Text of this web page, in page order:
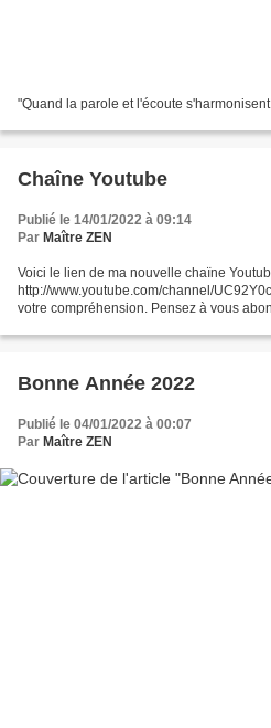
"Quand la parole et l'écoute
Chaîne Youtube
Publié le 14/01/2022 à 09:14
Par Maître ZEN
Voici le lien de ma nouvelle chaïne
http://www.youtube.com/channel/
votre compréhension. Pensez à vous
Bonne Année 2022
Publié le 04/01/2022 à 00:07
Par Maître ZEN